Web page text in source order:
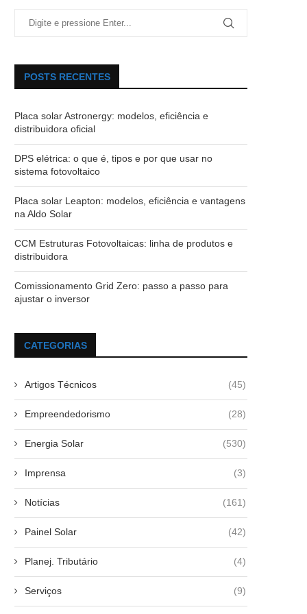
POSTS RECENTES
Placa solar Astronergy: modelos, eficiência e
distribuidora oficial
DPS elétrica: o que é, tipos e por que usar no
sistema fotovoltaico
Placa solar Leapton: modelos, eficiência e vantagens
na Aldo Solar
CCM Estruturas Fotovoltaicas: linha de produtos e
distribuidora
Comissionamento Grid Zero: passo a passo para
ajustar o inversor
CATEGORIAS
Artigos Técnicos (45)
Empreendedorismo (28)
Energia Solar (530)
Imprensa (3)
Notícias (161)
Painel Solar (42)
Planej. Tributário (4)
Serviços (9)